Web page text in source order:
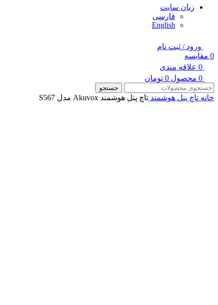
زبان سایت
فارسی
English
ورود / ثبت نام
0 مقایسه
0 علاقه مندی
0 محصول 0 تومان
جستجو
خانه تاچ پنل هوشمند تاچ پنل هوشمند Akuvox مدل S567